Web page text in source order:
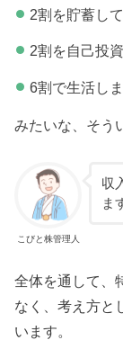
2割を貯蓄して
2割を自己投
6割で生活し
みたいな、そう
こびと株管理人
収
ま
全体を通して、
なく、考え方と
います。